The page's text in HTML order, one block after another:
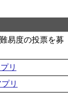
易度の投票を募
リ
リ